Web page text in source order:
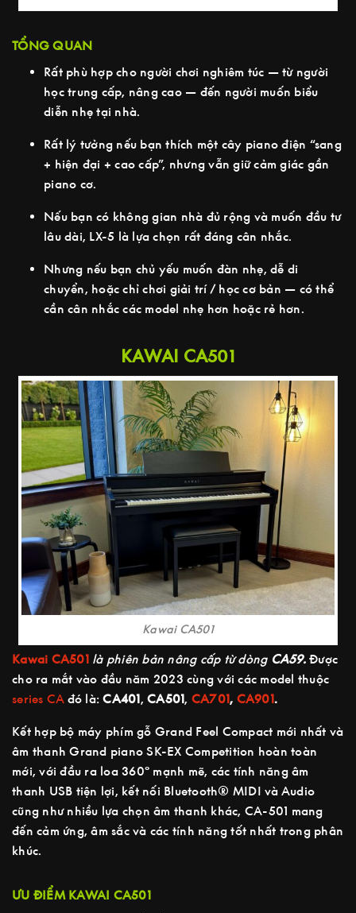
TỔNG QUAN
Rất phù hợp cho người chơi nghiêm túc — từ người
học trung cấp, nâng cao — đến người muốn biểu
diễn nhẹ tại nhà.
Rất lý tưởng nếu bạn thích một cây piano điện “sang
+ hiện đại + cao cấp”, nhưng vẫn giữ cảm giác gần
piano cơ.
Nếu bạn có không gian nhà đủ rộng và muốn đầu tư
lâu dài, LX-5 là lựa chọn rất đáng cân nhắc.
Nhưng nếu bạn chủ yếu muốn đàn nhẹ, dễ di
chuyển, hoặc chỉ chơi giải trí / học cơ bản — có thể
cần cân nhắc các model nhẹ hơn hoặc rẻ hơn.
KAWAI CA501
Kawai CA501
Kawai CA501là phiên bản nâng cấp từ dòng CA59. Được
cho ra mắt vào đầu năm 2023 cùng với các model thuộc
series CAđó là:CA401, CA501, CA701, CA901.
Kết hợp bộ máy phím gỗ Grand Feel Compact mới nhất và
âm thanh Grand piano SK-EX Competition hoàn toàn
mới, với đầu ra loa 360° mạnh mẽ, các tính năng âm
thanh USB tiện lợi, kết nối Bluetooth® MIDI và Audio
cũng như nhiều lựa chọn âm thanh khác, CA-501 mang
đến cảm ứng, âm sắc và các tính năng tốt nhất trong phân
khúc.
ƯU ĐIỂM KAWAI CA501